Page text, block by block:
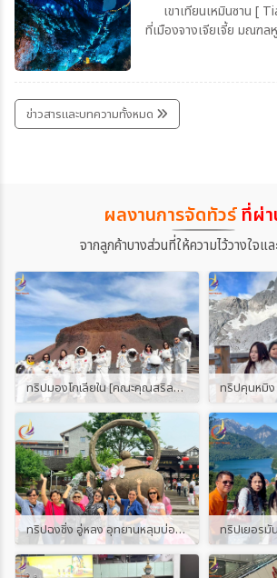
เขาเทียนเหมินซาน [
ที่เมืองจางเจียเจี้ย มณฑล
ยุบตัวจนกลายเป็นโพรงป
เป็นที่เลื่องลือในหมู่นักเดิน
"ประตูสวรรค์" โพรงที่เกิด
ข่าวสารและบทความทั้งหมด
ผลงานการจัดทัวร์ที่ผ่า
จากลูกค้าบางส่วนที่ให้ความไว้วางใจแ
ทริปมองโกเลียใน [คณะคุณสริลดา]
ทริปฉงชิ่ง อู่หลง อุทยานหลุมบ่อฟ้า [คณะคุณเล็ก]